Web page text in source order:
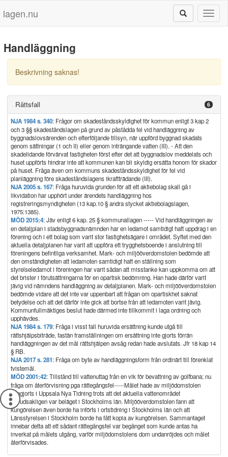
lagen.nu
Handläggning
Beskrivning saknas!
Rättsfall 6
NJA 1984 s. 340: Frågor om skadeståndsskyldighet för kommun enligt 3 kap 2
och 3 §§ skadeståndslagen på grund av påstådda fel vid handläggning av
byggnadslovsärenden och efterföljande tillsyn, när uppförd byggnad skadats
genom sättningar (1 och II) eller genom inträngande vatten (III). - Att den
skadelidande förvärvat fastigheten först efter det att byggnadslov meddelats och
huset uppförts hindrar inte att kommunen kan bli skyldig ersätta honom för skador
på huset. Fråga även om kommuns skadeståndsskyldighet för fel vid
planläggning före skadeståndslagens ikraftträdande (III).
NJA 2005 s. 167: Fråga huruvida grunden för att ett aktiebolag skall gå i
likvidation har upphört under ärendets handläggning hos
registreringsmyndigheten (13 kap.10 § andra stycket aktiebolagslagen,
1975:1385).
MÖD 2015:4: Jäv enligt 6 kap. 25 § kommunallagen ----- Vid handläggningen av
en detaljplan i stadsbyggnadsnämnden har en ledamot samtidigt haft uppdrag i en
förening och i ett bolag som varit stor fastighetsägare i området. Syftet med den
aktuella detaljplanen har varit att uppföra ett trygghetsboende i anslutning till
föreningens befintliga verksamhet. Mark- och miljööverdomstolen bedömde att
den omständigheten att ledamoten samtidigt haft en ställning som
styrelseledamot i föreningen har varit sådan att misstanke kan uppkomma om att
det brister i förutsättningarna för en opartisk bedömning. Han hade därför varit
jävig vid nämndens handläggning av detaljplanen. Mark- och miljööverdomstolen
bedömde vidare att det inte var uppenbart att frågan om opartiskhet saknat
betydelse och att det därför inte gick att bortse från att ledamoten varit jävig.
Kommunfullmäktiges beslut hade därmed inte tillkommit i laga ordning och
upphävdes.
NJA 1984 s. 179: Fråga i visst fall huruvida ersättning kunde utgå till
rättshjälpsbiträde, fastän framställningen om ersättning inte gjorts förrän
handläggningen av det mål rättshjälpen avsåg redan hade avslutats. Jfr 18 kap 14
§ RB.
NJA 2017 s. 281: Fråga om byte av handläggningsform från ordinärt till förenklat
tvistemål.
MÖD 2001:42: Tillstånd till vattenuttag från en vik för bevattning av golfbana; nu
fråga om återförvisning pga rättegångsfel-----Målet hade av miljödomstolen
kungjorts i Uppsala Nya Tidning trots att det aktuella vattenområdet
huvudsakligen var beläget i Stockholms län. Miljööverdomstolen fann att
kungörelsen även borde ha införts i ortstidning i Stockholms län och att
Länsstyrelsen i Stockholm borde ha fått kopia av kungörelsen. Sammantaget
innebar detta att ett sådant rättegångsfel var begånget som kunde antas ha
inverkat på målets utgång, varför miljödomstolens dom undanröjdes och målet
återförvisades.